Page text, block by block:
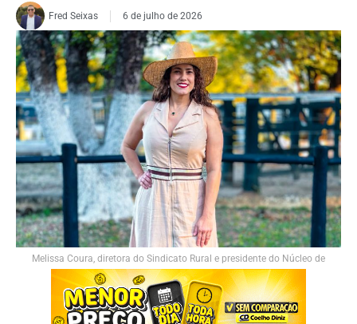
Fred Seixas 6 de julho de 2026
Melissa Coura, diretora do Sindicato Rural e presidente do Núcleo de
Mulheres da entidade - FOTO: Divulgação/Sindicato Rural